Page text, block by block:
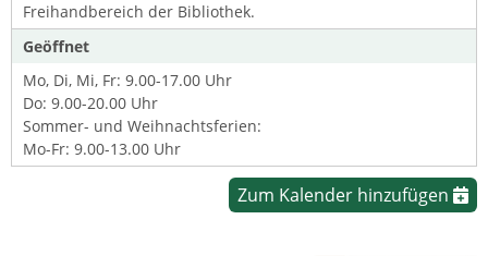
Freihandbereich der Bibliothek.
Geöffnet
Mo, Di, Mi, Fr: 9.00-17.00 Uhr
Do: 9.00-20.00 Uhr
Sommer- und Weihnachtsferien:
Mo-Fr: 9.00-13.00 Uhr
Zum Kalender hinzufügen